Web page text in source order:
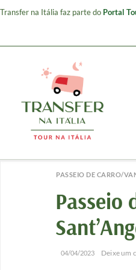
Transfer na Itália faz parte do Portal
PASSEIO DE CARRO/
Passeio
04/04/2023 Deixe um